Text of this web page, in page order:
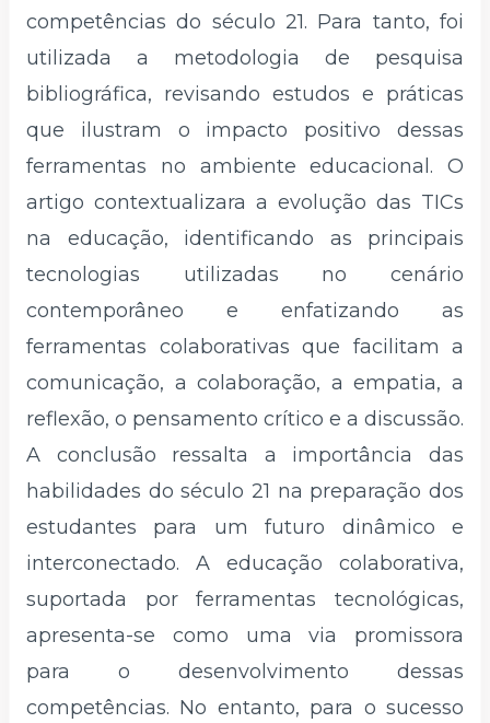
competências do século 21. Para tanto, foi
utilizada a metodologia de pesquisa
bibliográfica, revisando estudos e práticas
que ilustram o impacto positivo dessas
ferramentas no ambiente educacional. O
artigo contextualizara a evolução das TICs
na educação, identificando as principais
tecnologias utilizadas no cenário
contemporâneo e enfatizando as
ferramentas colaborativas que facilitam a
comunicação, a colaboração, a empatia, a
reflexão, o pensamento crítico e a discussão.
A conclusão ressalta a importância das
habilidades do século 21 na preparação dos
estudantes para um futuro dinâmico e
interconectado. A educação colaborativa,
suportada por ferramentas tecnológicas,
apresenta-se como uma via promissora
para o desenvolvimento dessas
competências. No entanto, para o sucesso